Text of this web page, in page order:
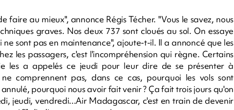
faire au mieux", annonce Régis Técher. "Vous le savez, nous
graves. Nos deux 737 sont cloués au sol. On essaye
ne sont pas en maintenance", ajoute-t-il. Il a annoncé que les
les passagers, c'est l'incompréhension qui règne. Certains
les a appelés ce jeudi pour leur dire de se présenter à
comprennent pas, dans ce cas, pourquoi les vols sont
pourquoi nous avoir fait venir ? Ça fait trois jours qu'on
jeudi, vendredi...Air Madagascar, c'est en train de devenir